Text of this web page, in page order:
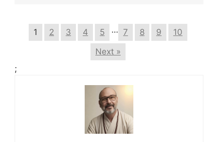
1 2 3 4 5 … 7 8 9
10
Next »
;